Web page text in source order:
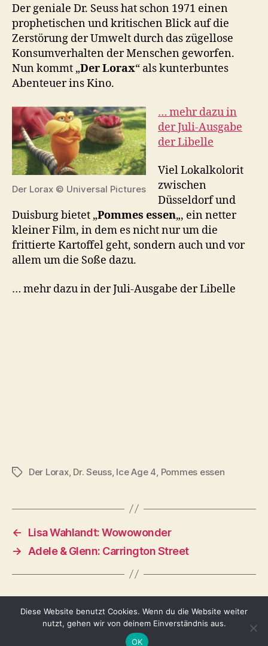
Der geniale Dr. Seuss hat schon 1971 einen
prophetischen und kritischen Blick auf die
Zerstörung der Umwelt durch das zügellose
Konsumverhalten der Menschen geworfen.
Nun kommt „Der Lorax“ als kunterbuntes
Abenteuer ins Kino.
Der Lorax © Universal Pictures
… mehr dazu in
der Juli-Ausgabe
der Libelle
Viel Lokalkolorit
zwischen
Düsseldorf und
Duisburg bietet „Pommes essen„, ein netter
kleiner Film, in dem es nicht nur um die
frittierte Kartoffel geht, sondern auch und vor
allem um die Soße dazu.
… mehr dazu in der Juli-Ausgabe der Libelle
Schlagwörter
Der Lorax, Dr. Seuss, Ice Age 4 Pommes essen
←
Lisa Wahlandt: Wowowonder
→
Adele & Glenn: Carrington Street
↑
Diese Website benutzt Cookies. Wenn du die Website weiter
nutzt, gehen wir von deinem Einverständnis aus.
OK